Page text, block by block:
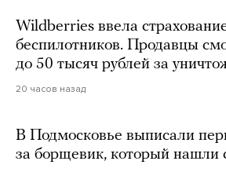
Wildberries ввела
беспилотников. Продавцы
до 50 тысяч рублей за
20 часов назад
В Подмосковье выписали
за борщевик, который